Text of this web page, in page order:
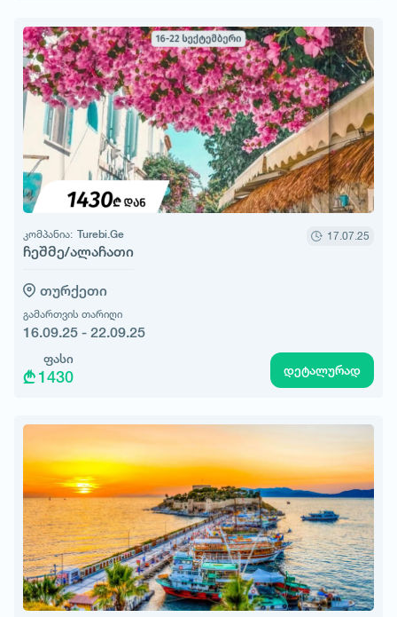
კომპანია: Turebi.Ge
ჩეშმე/ალაჩათი
17.07.25
თურქეთი
გამართვის თარიღი
16.09.25 - 22.09.25
ფასი
1430 დეტალურად